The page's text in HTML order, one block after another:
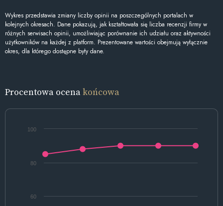
Wykres przedstawia zmiany liczby opinii na poszczególnych portalach w
kolejnych okresach. Dane pokazują, jak kształtowała się liczba recenzji firmy w
różnych serwisach opinii, umożliwiając porównanie ich udziału oraz aktywności
użytkowników na każdej z platform. Prezentowane wartości obejmują wyłącznie
okres, dla którego dostępne były dane.
Procentowa ocenakońcowa
60
80
100